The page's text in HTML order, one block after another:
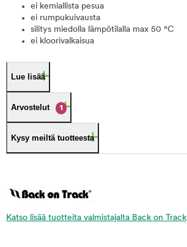
ei kemiallista pesua
ei rumpukuivausta
silitys miedolla lämpötilalla max 50 °C
ei kloorivalkaisua
Lue lisää
Arvostelut 1
Kysy meiltä tuotteesta
Katso lisää tuotteita valmistajalta Back on Track